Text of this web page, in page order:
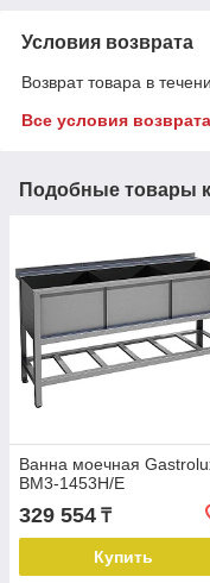
Условия возврата
Возврат товара в
Все условия возврата
Подобные товары
Ванна моечная
ВМ3-1453Н/Е
329 554 ₸
Купить